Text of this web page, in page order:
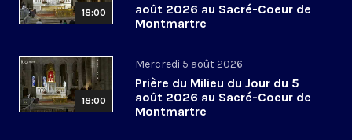
18:00
août 2026 au Sacré-Coeur de
Montmartre
18:00
Mercredi 5 août 2026
Prière du Milieu du Jour du 5
août 2026 au Sacré-Coeur de
Montmartre